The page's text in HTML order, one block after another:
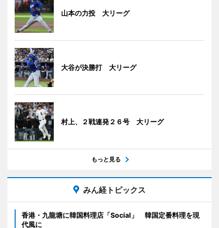
山本の力投 大リーグ
大谷が決勝打 大リーグ
村上、２戦連発２６号 大リーグ
もっと見る
みん経トピックス
香港・九龍塘に韓国料理店「Social」 韓国定番料理を現
代風に